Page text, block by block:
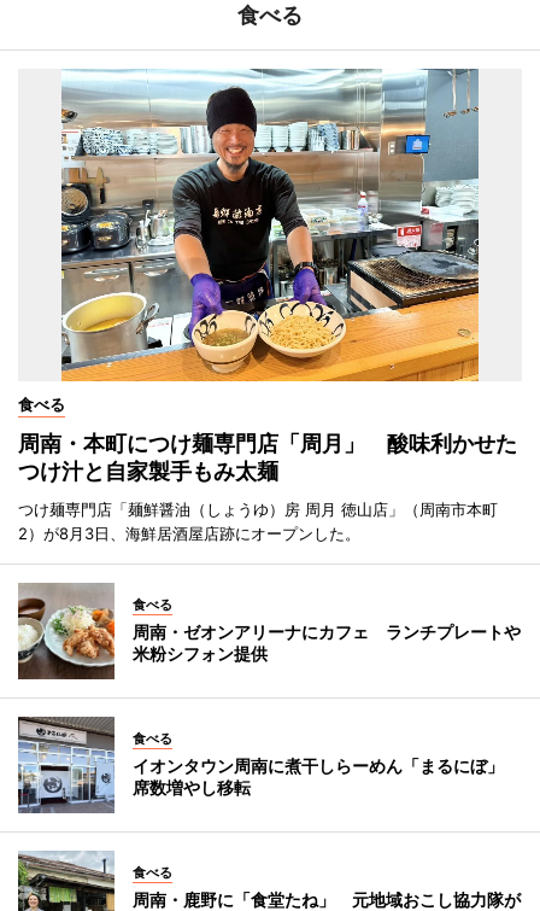
食べる
食べる
周南・本町につけ麺専門店「周月」 酸味利かせた
つけ汁と自家製手もみ太麺
つけ麺専門店「麺鮮醤油（しょうゆ）房 周月 徳山店」（周南市本町
2）が8月3日、海鮮居酒屋店跡にオープンした。
食べる
周南・ゼオンアリーナにカフェ ランチプレートや
米粉シフォン提供
食べる
イオンタウン周南に煮干しらーめん「まるにぼ」
席数増やし移転
食べる
周南・鹿野に「食堂たね」 元地域おこし協力隊が